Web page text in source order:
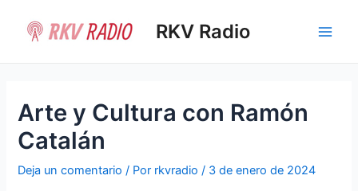
contenido
RKV Radio
Arte y Cultura con Ramón
Catalán
Deja un comentario / Por rkvradio/ 3 de enero de 2024